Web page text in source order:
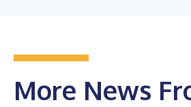
More News